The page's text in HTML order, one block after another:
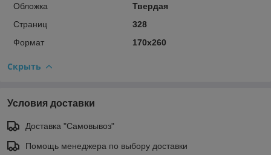
Обложка
Твердая
Страниц
328
Формат
170х260
Скрыть
Условия доставки
Доставка "Самовывоз"
Помощь менеджера по выбору доставки